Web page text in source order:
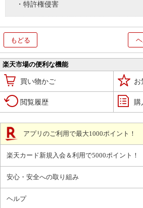
・特許権侵害
もどる
楽天市場の便利な機能
買い物かご お
閲覧履歴 購
アプリのご利用で最大1000ポイント！
楽天カード新規入会＆利用で5000ポイント！
安心・安全への取り組み
ヘルプ